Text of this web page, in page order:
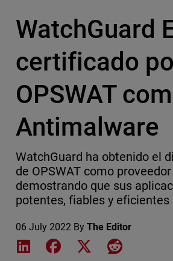
WatchGuard
certificado
OPSWAT
Antimalware
WatchGuard ha obtenido el
de OPSWAT como
demostrando que sus
potentes, fiables y eficientes
06 July 2022 By The Editor
Share on LinkedIn
Share on Facebook
Share on XShare on